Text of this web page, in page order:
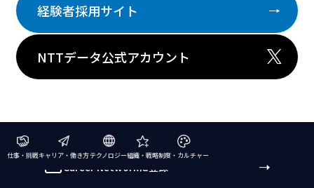
経験者採用サイト
NTTデータ公式アカウント
仕事・挑戦キャリア・働き方テクノロジー組織・戦略制度・カルチャー
Career Networkに登録